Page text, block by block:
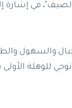
في إشارة
والسهول
للوهلة